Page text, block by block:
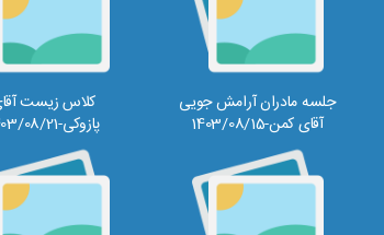
جلسه مادران آرامش جویی
آقای کمن-1403/08/15
کلاس زیست
پازوکی-1403/08/21